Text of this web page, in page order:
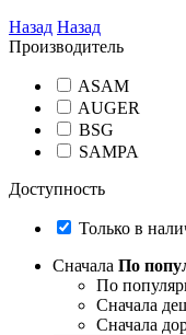
Назад Назад
Производитель
ASAM
AUGER
BSG
SAMPA
Доступность
Только в
Сначала По
По
Сначала
Сначала